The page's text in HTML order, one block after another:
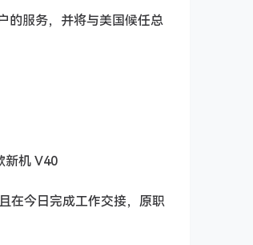
的服务，并将与美国候任总
新机 V40
在今日完成工作交接，原职